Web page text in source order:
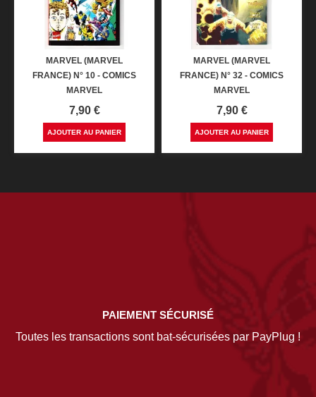
MARVEL (MARVEL
FRANCE) N° 10 - COMICS
MARVEL
Prix
7,90 €
AJOUTER AU PANIER
MARVEL (MARVEL
FRANCE) N° 32 - COMICS
MARVEL
Prix
7,90 €
AJOUTER AU PANIER
PAIEMENT SÉCURISÉ
Toutes les transactions sont bat-sécurisées par PayPlug !